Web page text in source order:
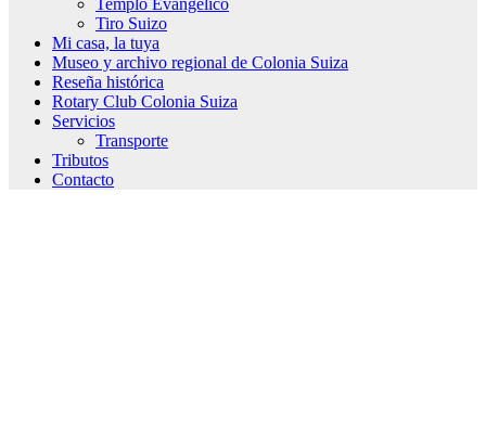
Tiro Suizo
Mi casa, la tuya
Museo y archivo regional de Colonia Suiza
Reseña histórica
Rotary Club Colonia Suiza
Servicios
Transporte
Tributos
Contacto